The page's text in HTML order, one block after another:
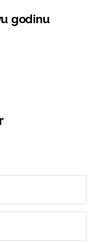
godinu